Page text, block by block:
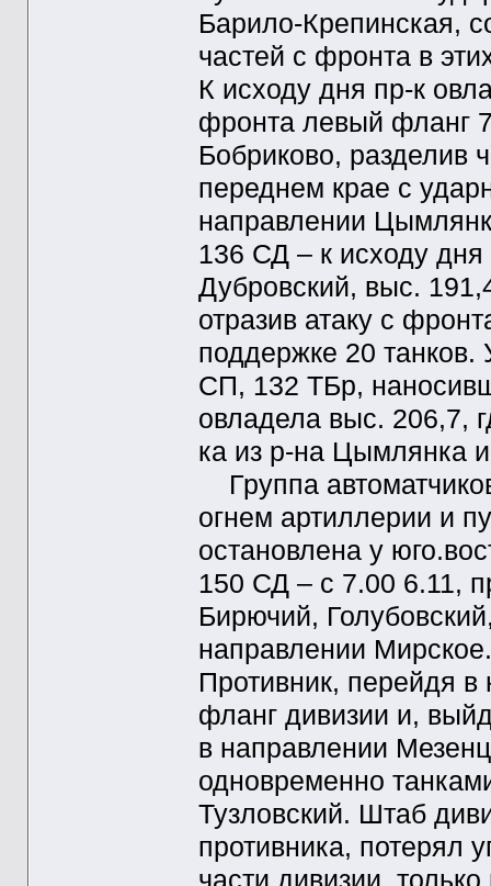
Барило-Крепинская,
частей с фронта в
К исходу дня пр-к
фронта левый фланг
Бобриково, разделив
переднем крае с
направлении
136 СД – к исходу
Дубровский, выс.
отразив атаку с
поддержке 20 танков.
СП, 132 ТБр,
овладела выс. 206,7,
ка из р-на Цымлянка
Группа
огнем артиллерии и
остановлена у
150 СД – с 7.00 6.11,
Бирючий,
направлении Мирское.
Противник, перейдя
фланг дивизии и,
в направлении
одновременно
Тузловский. Штаб
противника, потерял
части дивизии,